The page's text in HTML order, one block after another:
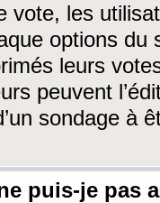
vote, les
options du
leurs
peuvent
sondage à
puis-je pas